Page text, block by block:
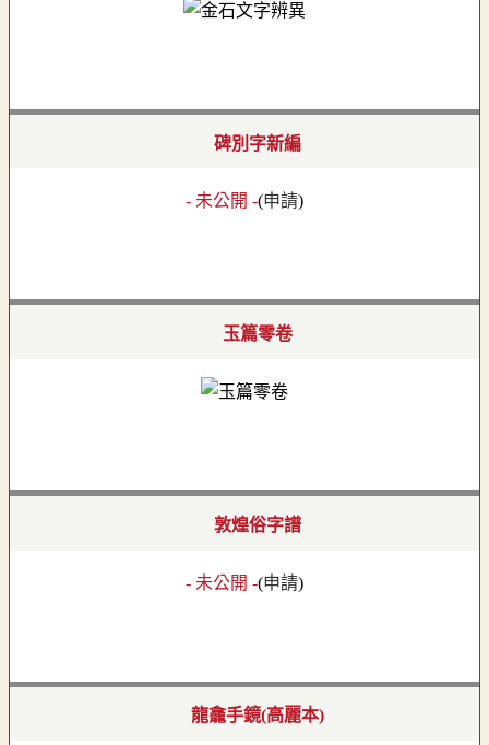
碑別字新編
- 未公開 -(申請)
玉篇零卷
敦煌俗字譜
- 未公開 -(申請)
龍龕手鏡(高麗本)